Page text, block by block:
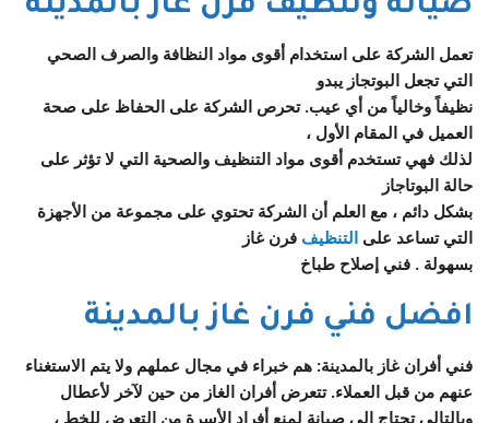
صيانة وتنظيف فرن غاز بالمدينة
تعمل الشركة على استخدام أقوى مواد النظافة والصرف الصحي
التي تجعل البوتجاز يبدو
نظيفاً وخالياً من أي عيب. تحرص الشركة على الحفاظ على صحة
العميل في المقام الأول ،
لذلك فهي تستخدم أقوى مواد التنظيف والصحية التي لا تؤثر على
حالة البوتاجاز
بشكل دائم ، مع العلم أن الشركة تحتوي على مجموعة من الأجهزة
التي تساعد على التنظيف فرن غاز
بسهولة . فني إصلاح طباخ
افضل فني فرن غاز بالمدينة
فني أفران غاز بالمدينة: هم خبراء في مجال عملهم ولا يتم الاستغناء
عنهم من قبل العملاء. تتعرض أفران الغاز من حين لآخر لأعطال
وبالتالي تحتاج إلى صيانة لمنع أفراد الأسرة من التعرض للخط ،